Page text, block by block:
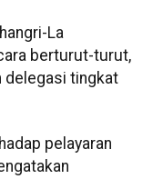
La
berturut-turut,
delegasi tingkat
pelayaran